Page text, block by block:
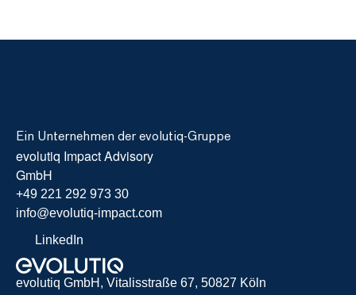
evolutiq Impact Advisory
GmbH
+49 221 292 973 30
info@evolutiq-impact.com
LinkedIn
Ein Unternehmen der evolutiq-Gruppe
evolutiq GmbH, Vitalisstraße 67, 50827 Köln